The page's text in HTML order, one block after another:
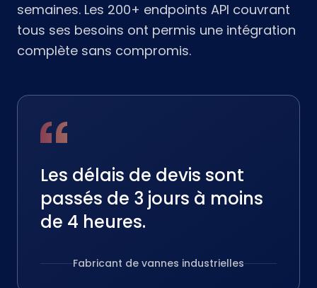
semaines. Les 200+ endpoints API couvrant
tous ses besoins ont permis une intégration
complète sans compromis.
Les délais de devis sont
passés de 3 jours à moins
de 4 heures.
Fabricant de vannes industrielles